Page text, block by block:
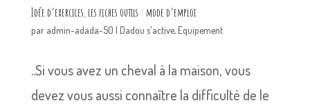
Idée d’exercices, les fiches outils : mode d’emploi
par admin-adada-50 | Dadou s'active,Equipement
..Si vous avez un cheval à la maison, vous
devez vous aussi connaître la difficulté de le